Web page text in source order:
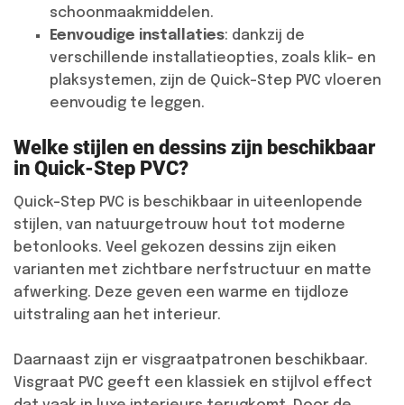
schoonmaakmiddelen.
Eenvoudige installaties: dankzij de
verschillende installatieopties, zoals klik- en
plaksystemen, zijn de Quick-Step PVC vloeren
eenvoudig te leggen.
Welke stijlen en dessins zijn beschikbaar
in Quick-Step PVC?
Quick-Step PVC is beschikbaar in uiteenlopende
stijlen, van natuurgetrouw hout tot moderne
betonlooks. Veel gekozen dessins zijn eiken
varianten met zichtbare nerfstructuur en matte
afwerking. Deze geven een warme en tijdloze
uitstraling aan het interieur.
Daarnaast zijn er visgraatpatronen beschikbaar.
Visgraat PVC geeft een klassiek en stijlvol effect